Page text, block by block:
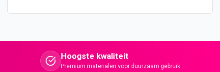
Hoogste kwaliteit
Premium materialen voor duurzaam gebruik